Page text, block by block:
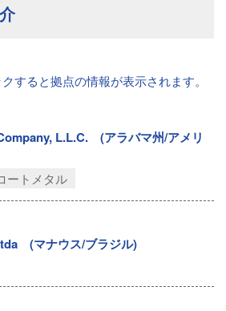
すると拠点の情報が表示されます。
L.L.C. (アラバマ州/アメリ
ートメタル
(マナウス/ブラジル)